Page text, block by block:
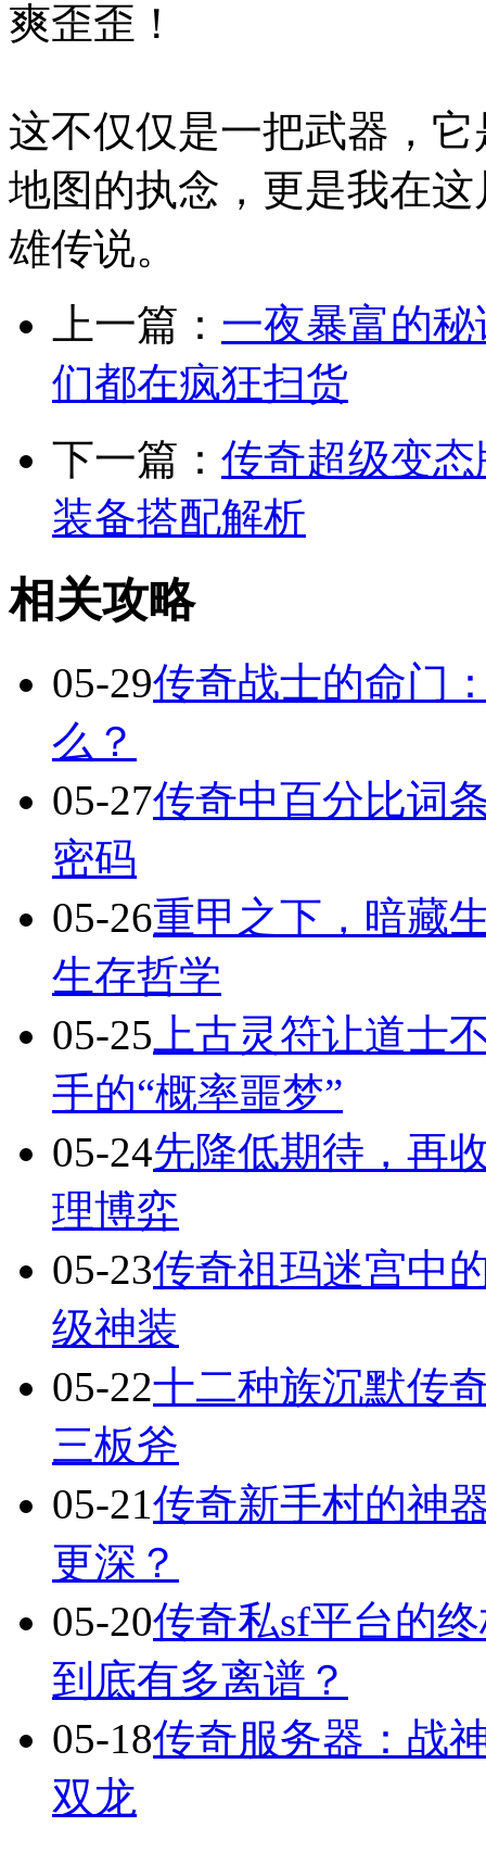
爽歪歪！
这不仅仅是一把武器，
地图的执念，更是我在
雄传说。
上一篇： 一夜暴富的
们都在疯狂扫货
下一篇： 传奇超级变
装备搭配解析
相关攻略
05-29传奇战士的命门
么？
05-27传奇中百分比词
密码
05-26重甲之下，暗藏
生存哲学
05-25 上古灵符让道士
手的“概率噩梦”
05-24先降低期待，再
理博弈
05-23传奇祖玛迷宫中
级神装
05-22十二种族沉默传
三板斧
05-21传奇新手村的神
更深？
05-20传奇私sf平台的
到底有多离谱？
05-18传奇服务器：战
双龙